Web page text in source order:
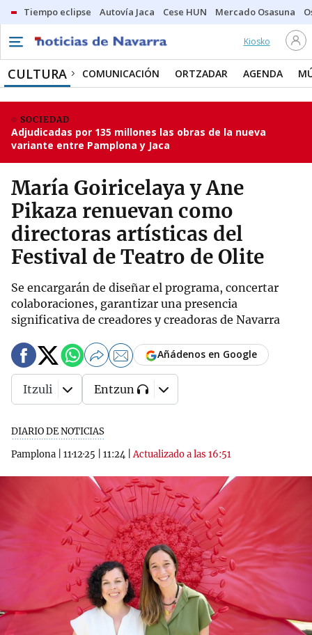
Tiempo eclipse Autovía Jaca Cese HUN Mercado Osasuna
Kiosko
CULTURA COMUNICACIÓN ORTZADAR AGENDA
SOCIEDAD
Adjudicadas por 135 millones las obras de la nueva
variante entre Pamplona y Jaca
María Goiricelaya y Ane
Pikaza renuevan como
directoras artísticas del
Festival de Teatro de Olite
Se encargarán de diseñar el programa, concertar
colaboraciones, garantizar una presencia
significativa de creadores y creadoras de Navarra
DIARIO DE NOTICIAS
Pamplona
11·12·25 11:24 |Actualizado a las 16:51
Añádenos en Google
Itzuli Entzun